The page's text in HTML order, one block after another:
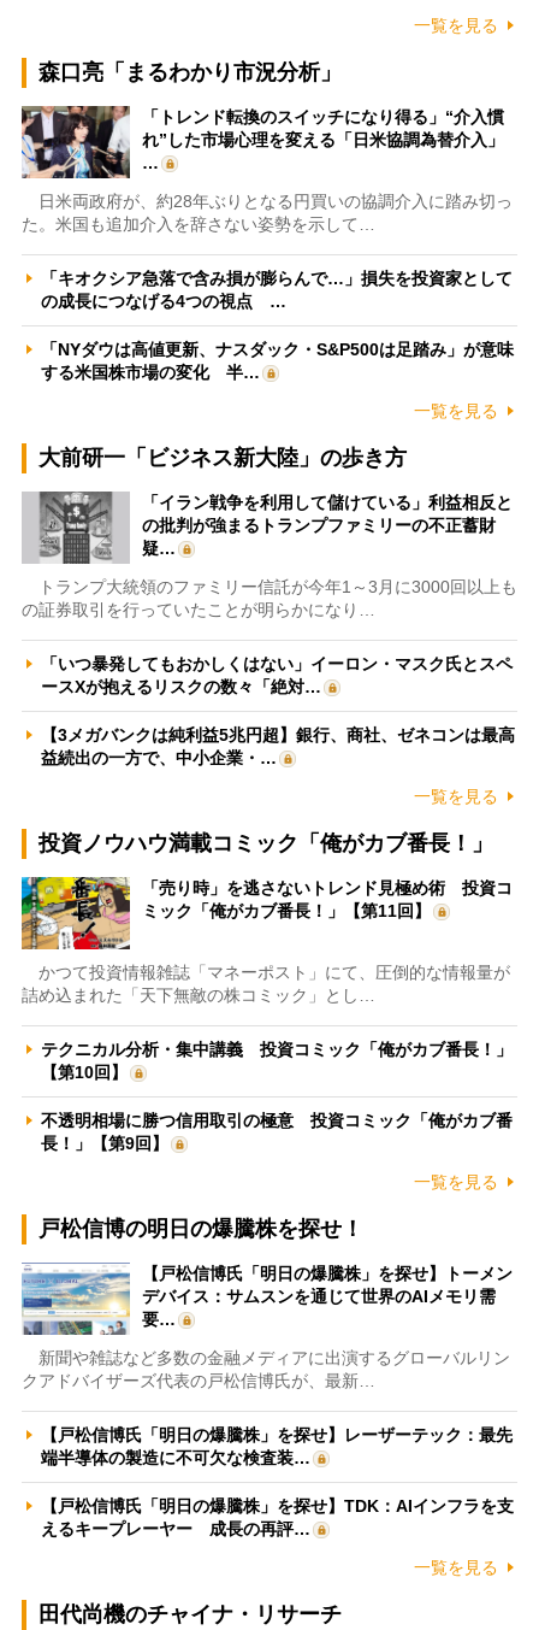
一覧を見る
森口亮「まるわかり市況分析」
「トレンド転換のスイッチになり得る」“介入慣
れ”した市場心理を変える「日米協調為替介入」
…
日米両政府が、約28年ぶりとなる円買いの協調介入に踏み切っ
た。米国も追加介入を辞さない姿勢を示して…
「キオクシア急落で含み損が膨らんで…」損失を投資家として
の成長につなげる4つの視点 …
「NYダウは高値更新、ナスダック・S&P500は足踏み」が意味
する米国株市場の変化 半…
一覧を見る
大前研一「ビジネス新大陸」の歩き方
「イラン戦争を利用して儲けている」利益相反と
の批判が強まるトランプファミリーの不正蓄財
疑…
トランプ大統領のファミリー信託が今年1～3月に3000回以上も
の証券取引を行っていたことが明らかになり…
「いつ暴発してもおかしくはない」イーロン・マスク氏とスペ
ースXが抱えるリスクの数々「絶対…
【3メガバンクは純利益5兆円超】銀行、商社、ゼネコンは最高
益続出の一方で、中小企業・…
一覧を見る
投資ノウハウ満載コミック「俺がカブ番長！」
「売り時」を逃さないトレンド見極め術 投資コ
ミック「俺がカブ番長！」【第11回】
かつて投資情報雑誌「マネーポスト」にて、圧倒的な情報量が
詰め込まれた「天下無敵の株コミック」とし…
テクニカル分析・集中講義 投資コミック「俺がカブ番長！」
【第10回】
不透明相場に勝つ信用取引の極意 投資コミック「俺がカブ番
長！」【第9回】
一覧を見る
戸松信博の明日の爆騰株を探せ！
【戸松信博氏「明日の爆騰株」を探せ】トーメン
デバイス：サムスンを通じて世界のAIメモリ需
要…
新聞や雑誌など多数の金融メディアに出演するグローバルリン
クアドバイザーズ代表の戸松信博氏が、最新…
【戸松信博氏「明日の爆騰株」を探せ】レーザーテック：最先
端半導体の製造に不可欠な検査装…
【戸松信博氏「明日の爆騰株」を探せ】TDK：AIインフラを支
えるキープレーヤー 成長の再評…
一覧を見る
田代尚機のチャイナ・リサーチ